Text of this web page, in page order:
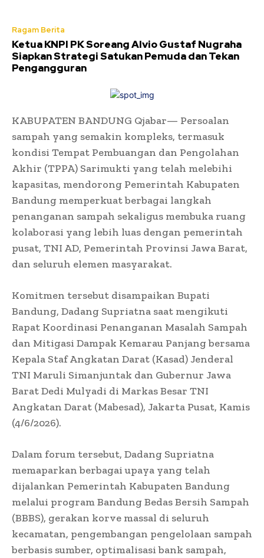
Ragam Berita
Ketua KNPI PK Soreang Alvio Gustaf Nugraha
Siapkan Strategi Satukan Pemuda dan Tekan
Pengangguran
KABUPATEN BANDUNG Qjabar— Persoalan
sampah yang semakin kompleks, termasuk
kondisi Tempat Pembuangan dan Pengolahan
Akhir (TPPA) Sarimukti yang telah melebihi
kapasitas, mendorong Pemerintah Kabupaten
Bandung memperkuat berbagai langkah
penanganan sampah sekaligus membuka ruang
kolaborasi yang lebih luas dengan pemerintah
pusat, TNI AD, Pemerintah Provinsi Jawa Barat,
dan seluruh elemen masyarakat.
Komitmen tersebut disampaikan Bupati
Bandung, Dadang Supriatna saat mengikuti
Rapat Koordinasi Penanganan Masalah Sampah
dan Mitigasi Dampak Kemarau Panjang bersama
Kepala Staf Angkatan Darat (Kasad) Jenderal
TNI Maruli Simanjuntak dan Gubernur Jawa
Barat Dedi Mulyadi di Markas Besar TNI
Angkatan Darat (Mabesad), Jakarta Pusat, Kamis
(4/6/2026).
Dalam forum tersebut, Dadang Supriatna
memaparkan berbagai upaya yang telah
dijalankan Pemerintah Kabupaten Bandung
melalui program Bandung Bedas Bersih Sampah
(BBBS), gerakan korve massal di seluruh
kecamatan, pengembangan pengelolaan sampah
berbasis sumber, optimalisasi bank sampah,